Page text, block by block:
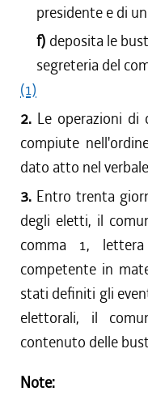
presidente e di
f) deposita le
segreteria del
(1)
2. Le operazioni di
compiute
dato atto nel
3. Entro trenta
degli eletti, il
comma 1,
competente in
stati definiti gli
elettorali, il
contenuto delle
Note: